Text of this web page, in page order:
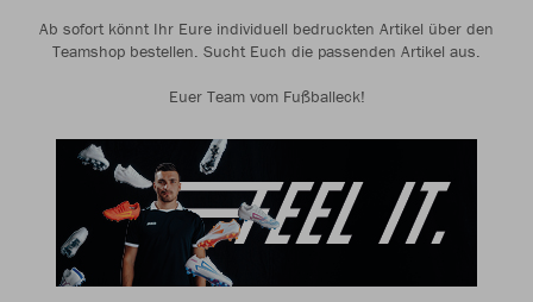
Ab sofort könnt Ihr Eure individuell bedruckten Artikel über den
Teamshop bestellen. Sucht Euch die passenden Artikel aus.
Euer Team vom Fußballeck!